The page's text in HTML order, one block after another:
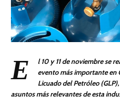
E
l 10 y 11 de noviembre se
evento más importante en
Licuado del Petróleo
asuntos más relevantes de esta